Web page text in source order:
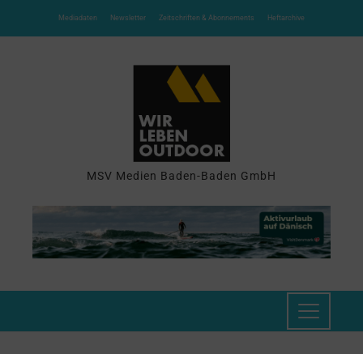
Mediadaten Newsletter Zeitschriften & Abonnements Heftarchive
MSV Medien Baden-Baden GmbH